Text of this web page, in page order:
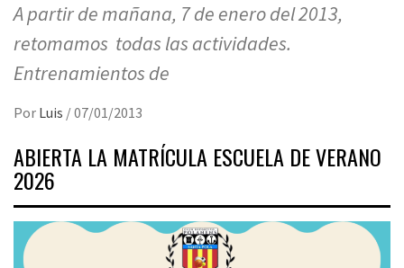
A partir de mañana, 7 de enero del 2013,
retomamos todas las actividades.
Entrenamientos de
Por Luis /07/01/2013
ABIERTA LA MATRÍCULA ESCUELA DE VERANO
2026